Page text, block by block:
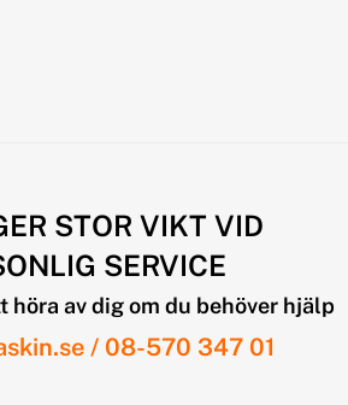
STOR VIKT VID
SERVICE
höra av dig om du behöver hjälp
/ 08-570 347 01